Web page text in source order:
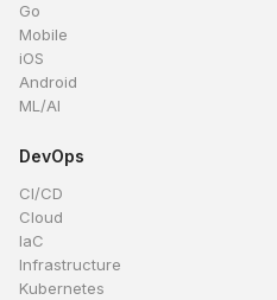
Go
Mobile
iOS
Android
ML/AI
DevOps
CI/CD
Cloud
IaC
Infrastructure
Kubernetes